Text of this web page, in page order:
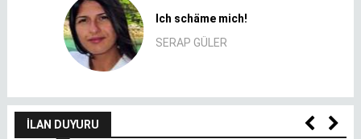
Ich schäme mich!
SERAP GÜLER
İLAN DUYURU